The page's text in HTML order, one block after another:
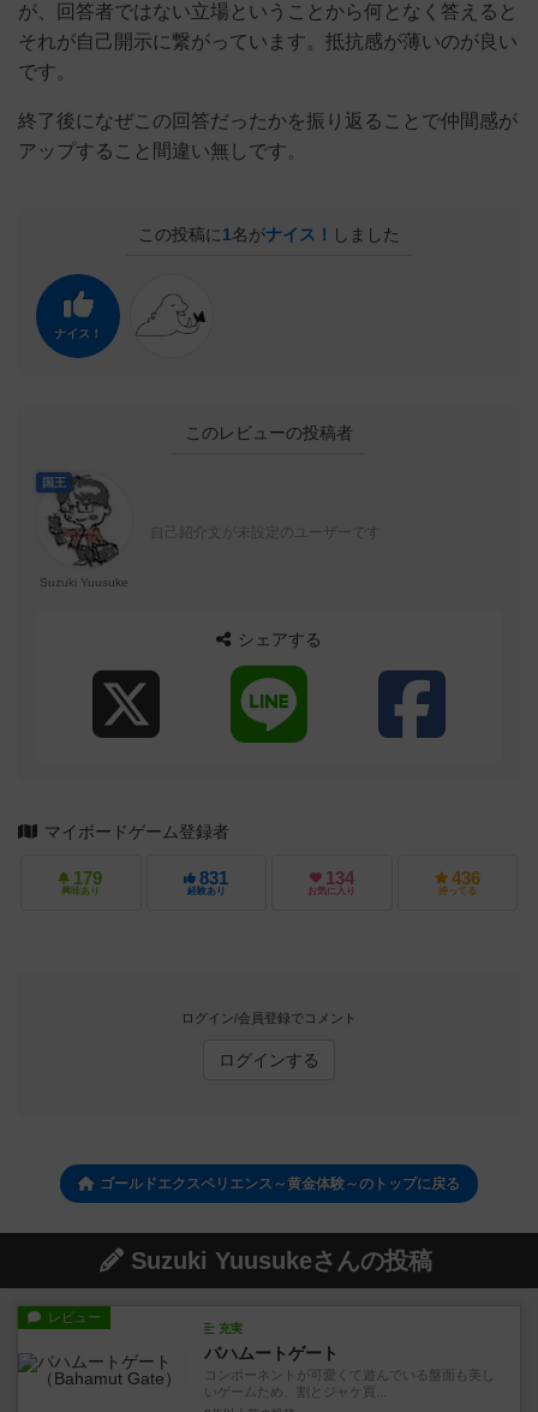
が、回答者ではない立場ということから何となく答えると
それが自己開示に繋がっています。抵抗感が薄いのが良い
です。
終了後になぜこの回答だったかを振り返ることで仲間感が
アップすること間違い無しです。
この投稿に1名がナイス！ しました
ナイス！
このレビューの投稿者
国王
Suzuki Yuusuke
自己紹介文が未設定のユーザーです
シェアする
マイボードゲーム登録者
179
興味あり
831
経験あり
134
お気に入り
436
持ってる
ログイン/会員登録でコメント
ログインする
ゴールドエクスペリエンス～黄金体験～のトップに戻る
Suzuki Yuusukeさんの投稿
レビュー
充実
バハムートゲート
コンポーネントが可愛くて遊んでいる盤面も美し
いゲームため、割とジャケ買...